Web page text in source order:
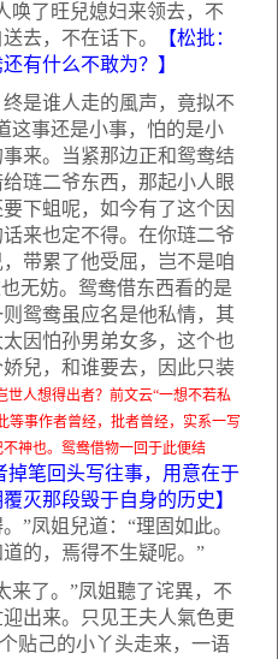
唤了旺兒媳妇来领去，不
去，不在话下。
【松批：
有什么不敢为？】
谁人走的風声，竟拟不
这事还是小事，怕的是小
来。当紧那边正和鸳鸯结
琏二爷东西，那起小人眼
下蛆呢，如今有了这个因
来也定不得。在你琏二爷
带累了他受屈，岂不是咱
无妨。鸳鸯借东西看的是
鸳鸯虽应名是他私情，其
因怕孙男弟女多，这个也
兒，和谁要去，因此只装
世人想得出者？前文云“一想不若私
等事作者曾经，批者曾经，实系一写
神也。鸳鸯借物一回于此便结
掉笔回头写往事，用意在于
灭那段毁于自身的历史】
”凤姐兒道：“理固如此。
的，焉得不生疑呢。”
了。”凤姐聽了诧異，不
出来。只见王夫人氣色更
贴己的小丫头走来，一语